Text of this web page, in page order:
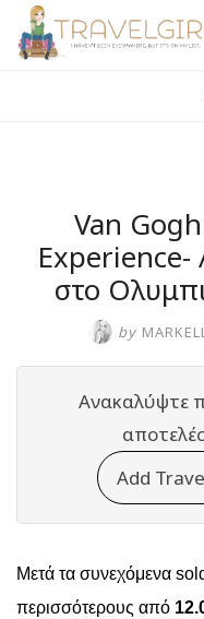
Skip
Van
στο
by
Ανακαλύψτε
Add
Μετά τα συνεχόμενα
περισσότερους από